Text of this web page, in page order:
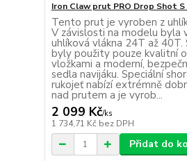
Iron Claw prut PRO Drop Shot S
Tento prut je vyroben z
V závislosti na modelu byla
uhlíková vlákna 24T až 40T.
byly použity pouze kvalitní
vložkami a moderní,
sedla navijáku. Speciální
rukojeť nabízí extrémně
nad prutem a je vyrob...
2 099 Kč/ks
1 734,71 Kč bez DPH
Přidat do